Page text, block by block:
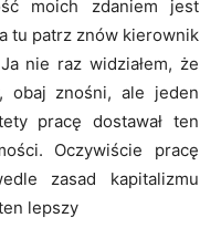
moich zdaniem jest
tu patrz znów kierownik
nie raz widziałem, że
obaj znośni, ale jeden
pracę dostawał ten
Oczywiście pracę
zasad kapitalizmu
lepszy